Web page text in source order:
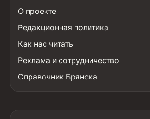
О проекте
Редакционная политика
Как нас читать
Реклама и сотрудничество
Справочник Брянска